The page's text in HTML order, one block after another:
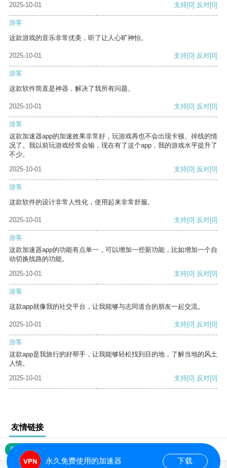
2025-10-01
支持[0] 反对[0]
游客
这款游戏的音乐非常优美，听了让人心旷神怡。
2025-10-01 支持[0] 反对[0]
游客
这款软件简直是神器，解决了我所有问题。
2025-10-01 支持[0] 反对[0]
游客
这款加速器app的加速效果非常好，玩游戏再也不会出现卡顿、掉线的情
况了。我以前玩游戏经常会输，现在有了这个app，我的游戏水平提升了
不少。
2025-10-01
支持[0] 反对[0]
游客
这款软件的设计非常人性化，使用起来非常舒服。
2025-10-01 支持[0] 反对[0]
游客
这款加速器app的功能有点单一，可以增加一些新功能，比如增加一个自
动切换线路的功能。
2025-10-01
支持[0] 反对[0]
游客
这款app就像我的社交平台，让我能够与志同道合的朋友一起交流。
2025-10-01 支持[0] 反对[0]
游客
这款app是我旅行的好帮手，让我能够轻松找到目的地，了解当地的风土
人情。
2025-10-01
支持[0] 反对[0]
友情链接
网站地图
永久免费使用的加速器 下载